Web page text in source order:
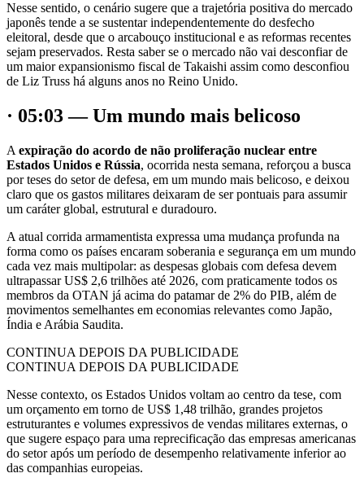
Nesse sentido, o cenário sugere que a trajetória positiva do mercado
japonês tende a se sustentar independentemente do desfecho
eleitoral, desde que o arcabouço institucional e as reformas recentes
sejam preservados. Resta saber se o mercado não vai desconfiar de
um maior expansionismo fiscal de Takaishi assim como desconfiou
de Liz Truss há alguns anos no Reino Unido.
· 05:03 — Um mundo mais belicoso
A expiração do acordo de não proliferação nuclear entre
Estados Unidos e Rússia, ocorrida nesta semana, reforçou a busca
por teses do setor de defesa, em um mundo mais belicoso, e deixou
claro que os gastos militares deixaram de ser pontuais para assumir
um caráter global, estrutural e duradouro.
A atual corrida armamentista expressa uma mudança profunda na
forma como os países encaram soberania e segurança em um mundo
cada vez mais multipolar: as despesas globais com defesa devem
ultrapassar US$ 2,6 trilhões até 2026, com praticamente todos os
membros da OTAN já acima do patamar de 2% do PIB, além de
movimentos semelhantes em economias relevantes como Japão,
Índia e Arábia Saudita.
CONTINUA DEPOIS DA PUBLICIDADE
CONTINUA DEPOIS DA PUBLICIDADE
Nesse contexto, os Estados Unidos voltam ao centro da tese, com
um orçamento em torno de US$ 1,48 trilhão, grandes projetos
estruturantes e volumes expressivos de vendas militares externas, o
que sugere espaço para uma reprecificação das empresas americanas
do setor após um período de desempenho relativamente inferior ao
das companhias europeias.